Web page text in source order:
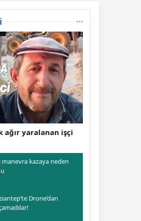
ağır yaralanan işçi
manevra kazaya neden
Drone’dan